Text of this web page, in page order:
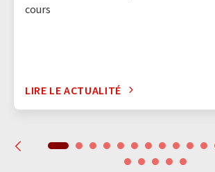
cours
LIRE LE ACTUALITÉ